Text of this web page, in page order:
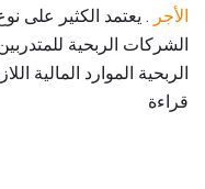
الأجر . يعتمد الكثير على
الشركات الربحية
الربحية الموارد المالية
قراءة